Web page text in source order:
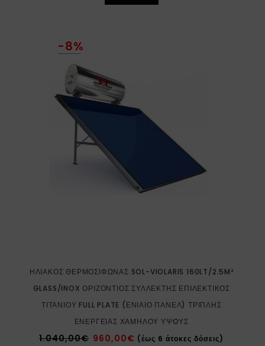
-8%
ΗΛΙΑΚΌΣ ΘΕΡΜΟΣΊΦΩΝΑΣ SOL-VIOLARIS 160LT/2.5M²
GLASS/INOX ΟΡΙΖΌΝΤΙΟΣ ΣΥΛΛΈΚΤΗΣ ΕΠΙΛΕΚΤΙΚΌΣ
ΤΙΤΑΝΊΟΥ FULL PLATE (ΕΝΙΑΊΟ ΠΆΝΕΛ) ΤΡΙΠΛΉΣ
ΕΝΈΡΓΕΙΑΣ ΧΑΜΗΛΟΎ ΎΨOΥΣ
1.040,00€ 960,00€ (έως 6 άτοκες δόσεις)